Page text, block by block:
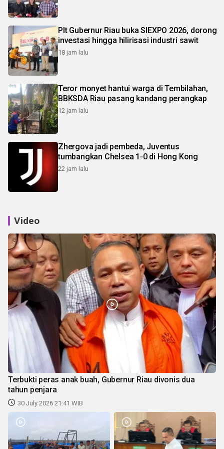
Plt Gubernur Riau buka SIEXPO 2026, dorong
investasi hingga hilirisasi industri sawit
18 jam lalu
Teror monyet hantui warga di Tembilahan,
BBKSDA Riau pasang kandang perangkap
12 jam lalu
Zhergova jadi pembeda, Juventus
tumbangkan Chelsea 1-0 di Hong Kong
22 jam lalu
Video
Terbukti peras anak buah, Gubernur Riau divonis dua
tahun penjara
30 July 2026 21:41 WIB